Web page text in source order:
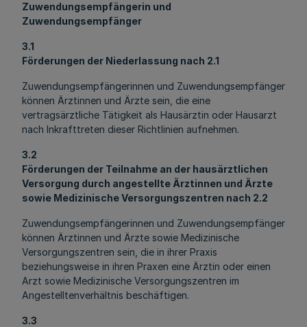
Zuwendungsempfängerin und
Zuwendungsempfänger
3.1
Förderungen der Niederlassung nach 2.1
Zuwendungsempfängerinnen und Zuwendungsempfänger
können Ärztinnen und Ärzte sein, die eine
vertragsärztliche Tätigkeit als Hausärztin oder Hausarzt
nach Inkrafttreten dieser Richtlinien aufnehmen.
3.2
Förderungen der Teilnahme an der hausärztlichen
Versorgung durch angestellte Ärztinnen und Ärzte
sowie Medizinische Versorgungszentren nach 2.2
Zuwendungsempfängerinnen und Zuwendungsempfänger
können Ärztinnen und Ärzte sowie Medizinische
Versorgungszentren sein, die in ihrer Praxis
beziehungsweise in ihren Praxen eine Ärztin oder einen
Arzt sowie Medizinische Versorgungszentren im
Angestelltenverhältnis beschäftigen.
3.3